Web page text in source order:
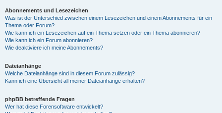
Abonnements und Lesezeichen
Was ist der Unterschied zwischen einem Lesezeichen und einem Abonnements für ein
Thema oder Forum?
Wie kann ich ein Lesezeichen auf ein Thema setzen oder ein Thema abonnieren?
Wie kann ich ein Forum abonnieren?
Wie deaktiviere ich meine Abonnements?
Dateianhänge
Welche Dateianhänge sind in diesem Forum zulässig?
Kann ich eine Übersicht all meiner Dateianhänge erhalten?
phpBB betreffende Fragen
Wer hat diese Forensoftware entwickelt?